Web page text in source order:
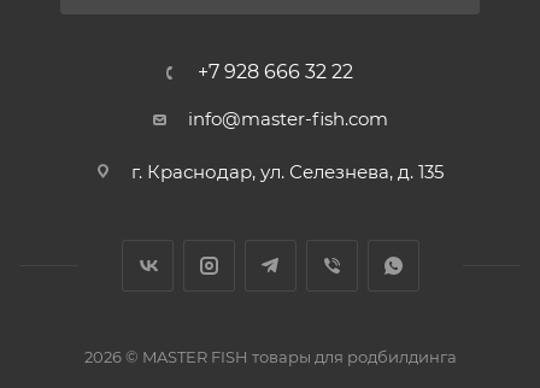
+7 928 666 32 22
info@master-fish.com
г. Краснодар, ул. Селезнева, д. 135
2026 © MASTER FISH товары для родбилдинга